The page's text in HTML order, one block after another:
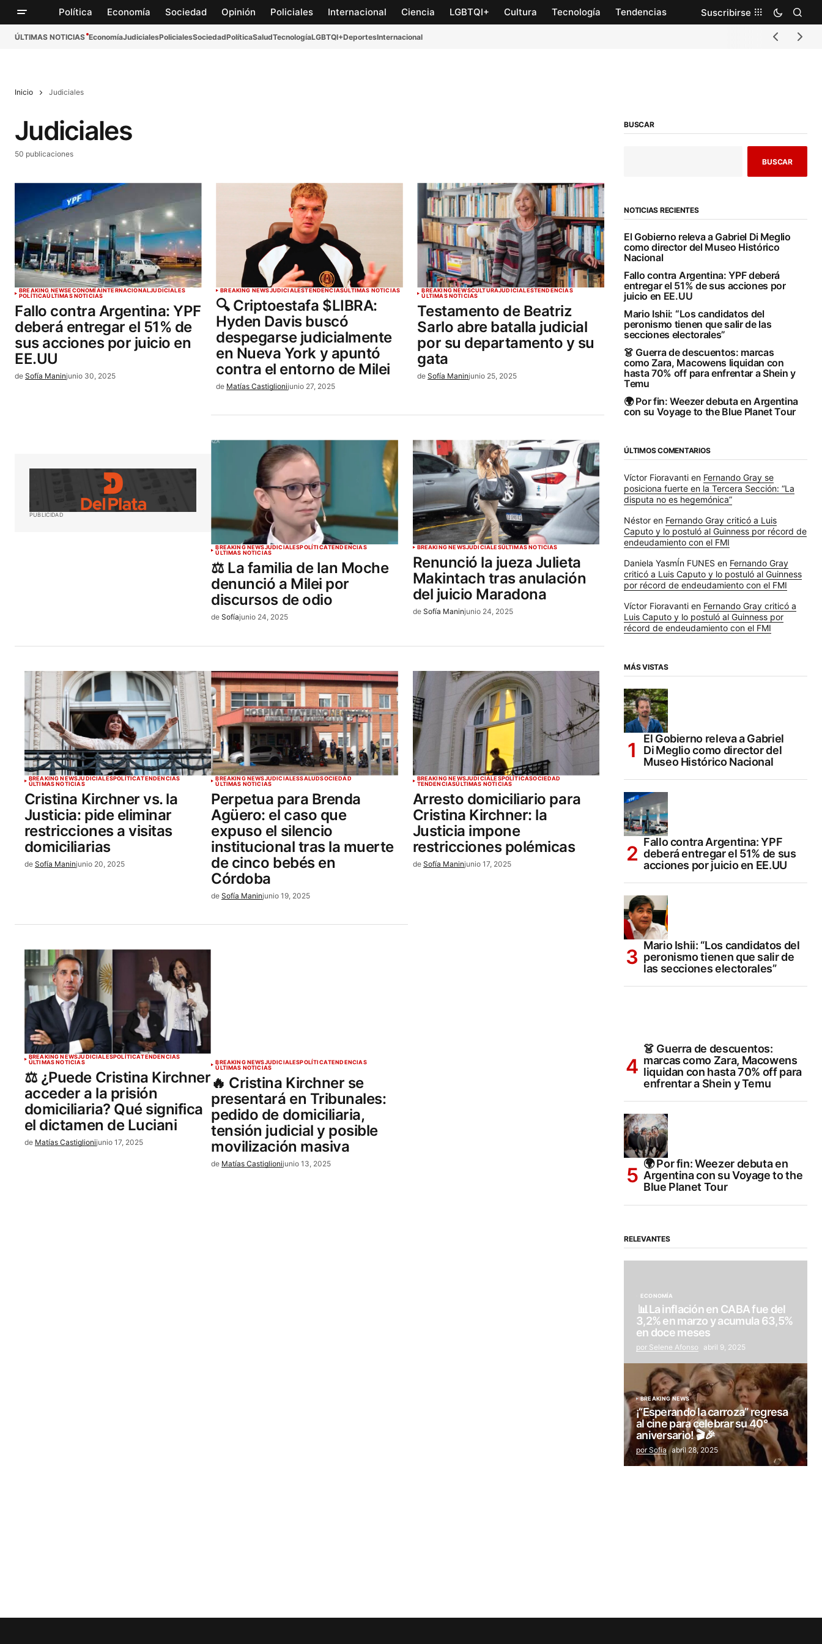
Política Economía Sociedad Opinión Policiales Internacional Ciencia LGBTQI+ Cultura Tecnología Tendencias Suscribirse
ÚLTIMAS NOTICIAS EconomíaJudicialesPolicialesSociedadPolíticaSaludTecnologíaLGBTQI+DeportesInternacional
Inicio Judiciales
Judiciales
50 publicaciones
BREAKING NEWSECONOMÍAINTERNACIONALJUDICIALES
POLÍTICAÚLTIMAS NOTICIAS
Fallo contra Argentina: YPF
deberá entregar el 51% de
sus acciones por juicio en
EE.UU
de Sofía Maninjunio 30, 2025
BREAKING NEWSJUDICIALESTENDENCIASÚLTIMAS NOTICIAS
🔍 Criptoestafa $LIBRA:
Hyden Davis buscó
despegarse judicialmente
en Nueva York y apuntó
contra el entorno de Milei
de Matías Castiglionijunio 27, 2025
BREAKING NEWSCULTURAJUDICIALESTENDENCIAS
ÚLTIMAS NOTICIAS
Testamento de Beatriz
Sarlo abre batalla judicial
por su departamento y su
gata
de Sofía Maninjunio 25, 2025
PUBLICIDAD
BREAKING NEWSJUDICIALESPOLÍTICATENDENCIAS
ÚLTIMAS NOTICIAS
⚖️ La familia de Ian Moche
denunció a Milei por
discursos de odio
de Sofíajunio 24, 2025
BREAKING NEWSJUDICIALESÚLTIMAS NOTICIAS
Renunció la jueza Julieta
Makintach tras anulación
del juicio Maradona
de Sofía Maninjunio 24, 2025
BREAKING NEWSJUDICIALESPOLÍTICATENDENCIAS
ÚLTIMAS NOTICIAS
Cristina Kirchner vs. la
Justicia: pide eliminar
restricciones a visitas
domiciliarias
de Sofía Maninjunio 20, 2025
BREAKING NEWSJUDICIALESSALUDSOCIEDAD
ÚLTIMAS NOTICIAS
Perpetua para Brenda
Agüero: el caso que
expuso el silencio
institucional tras la muerte
de cinco bebés en
Córdoba
de Sofía Maninjunio 19, 2025
BREAKING NEWSJUDICIALESPOLÍTICASOCIEDAD
TENDENCIASÚLTIMAS NOTICIAS
Arresto domiciliario para
Cristina Kirchner: la
Justicia impone
restricciones polémicas
de Sofía Maninjunio 17, 2025
BREAKING NEWSJUDICIALESPOLÍTICATENDENCIAS
ÚLTIMAS NOTICIAS
⚖️ ¿Puede Cristina Kirchner
acceder a la prisión
domiciliaria? Qué significa
el dictamen de Luciani
de Matías Castiglionijunio 17, 2025
BREAKING NEWSJUDICIALESPOLÍTICATENDENCIAS
ÚLTIMAS NOTICIAS
🔥 Cristina Kirchner se
presentará en Tribunales:
pedido de domiciliaria,
tensión judicial y posible
movilización masiva
de Matías Castiglionijunio 13, 2025
BUSCAR
BUSCAR
NOTICIAS RECIENTES
El Gobierno releva a Gabriel Di Meglio
como director del Museo Histórico
Nacional
Fallo contra Argentina: YPF deberá
entregar el 51% de sus acciones por
juicio en EE.UU
Mario Ishii: “Los candidatos del
peronismo tienen que salir de las
secciones electorales”
👗 Guerra de descuentos: marcas
como Zara, Macowens liquidan con
hasta 70% off para enfrentar a Shein y
Temu
🌍 Por fin: Weezer debuta en Argentina
con su Voyage to the Blue Planet Tour
ÚLTIMOS COMENTARIOS
Víctor Fioravanti en Fernando Gray se
posiciona fuerte en la Tercera Sección: “La
disputa no es hegemónica”
Néstor en Fernando Gray criticó a Luis
Caputo y lo postuló al Guinness por récord de
endeudamiento con el FMI
Daniela YasmÍn FUNES en Fernando Gray
criticó a Luis Caputo y lo postuló al Guinness
por récord de endeudamiento con el FMI
Víctor Fioravanti en Fernando Gray criticó a
Luis Caputo y lo postuló al Guinness por
récord de endeudamiento con el FMI
MÁS VISTAS
El Gobierno releva a Gabriel
Di Meglio como director del
Museo Histórico Nacional
Fallo contra Argentina: YPF
deberá entregar el 51% de sus
acciones por juicio en EE.UU
Mario Ishii: “Los candidatos del
peronismo tienen que salir de
las secciones electorales”
👗 Guerra de descuentos:
marcas como Zara, Macowens
liquidan con hasta 70% off para
enfrentar a Shein y Temu
🌍 Por fin: Weezer debuta en
Argentina con su Voyage to the
Blue Planet Tour
RELEVANTES
ECONOMÍA
📊La inflación en CABA fue del
3,2% en marzo y acumula 63,5%
en doce meses
por Selene Afonso abril 9, 2025
BREAKING NEWS
¡“Esperando la carroza” regresa
al cine para celebrar su 40°
aniversario! 🎬🎉
por Sofía abril 28, 2025